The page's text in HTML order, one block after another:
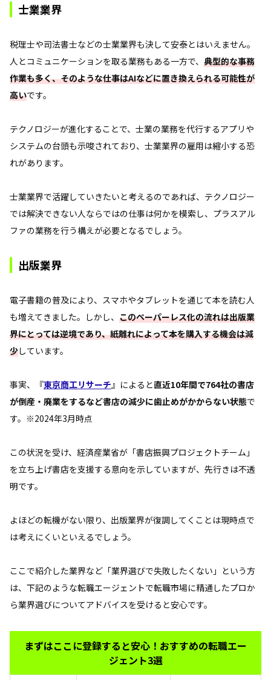
士業業界
税理士や司法書士などの士業業界も決して安泰とはいえません。
人とコミュニケーションを取る業務もある一方で、 典型的な事務
作業も多く、そのような仕事はAIなどに置き換えられる可能性が
高いです。
テクノロジーが進化することで、士業の業務を代行するアプリや
システムの台頭も示唆されており、士業業界の雇用は縮小する恐
れがあります。
士業業界で活躍していきたいと考えるのであれば、テクノロジー
では解決できない人ならではの仕事は何かを模索し、プラスアル
ファの業務を行う構えが必要となるでしょう。
出版業界
電子書籍の普及により、スマホやタブレットを通じて本を読む人
も増えてきました。しかし、 このペーパーレス化の流れは出版業
界にとっては逆境であり、紙離れによって本を購入する機会は減
少しています。
事実、『東京商工リサーチ 』によると直近10年間で764社の書店
が倒産・廃業をするなど書店の減少に歯止めがかからない状態で
す。※2024年3月時点
この状況を受け、経済産業省が「書店振興プロジェクトチーム」
を立ち上げ書店を支援する意向を示していますが、先行きは不透
明です。
よほどの転機がない限り、出版業界が復調してくことは現時点で
は考えにくいといえるでしょう。
ここで紹介した業界など「業界選びで失敗したくない」という方
は、下記のような転職エージェントで転職市場に精通したプロか
ら業界選びについてアドバイスを受けると安心です。
まずはここに登録すると安心！おすすめの転職エー
ジェント3選